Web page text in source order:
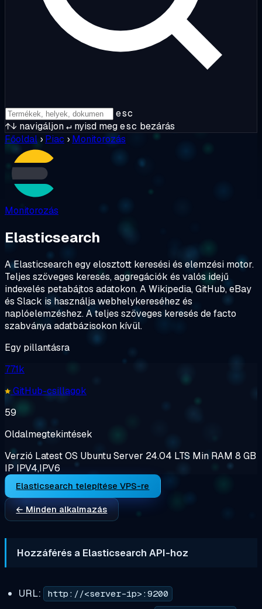
esc
↑↓ navigáljon↵ nyisd megesc bezárás
Főoldal › Piac › Monitorozás
Monitorozás
Elasticsearch
A Elasticsearch egy elosztott keresési és elemzési motor.
Teljes szöveges keresés, aggregációk és valós idejű
indexelés petabájtos adatokon. A Wikipedia, GitHub, eBay
és Slack is használja webhelykereséhez és
naplóelemzéshez. A teljes szöveges keresés de facto
szabványa adatbázisokon kívül.
Egy pillantásra
77.1k
GitHub-csillagok
59
Oldalmegtekintések
Verzió LatestOS Ubuntu Server 24.04 LTS Min RAM 8 GB
IP IPV4,IPV6
Elasticsearch telepítése VPS-re
← Minden alkalmazás
Hozzáférés a Elasticsearch API-hoz
URL: http://<server-ip>:9200